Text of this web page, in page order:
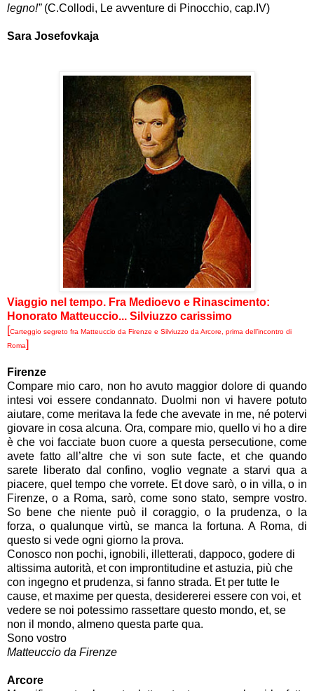
legno!” (C.Collodi, Le avventure di Pinocchio, cap.IV)
Sara Josefovkaja
Viaggio nel tempo. Fra Medioevo e Rinascimento:
Honorato Matteuccio... Silviuzzo carissimo
[Carteggio segreto fra Matteuccio da Firenze e Silviuzzo da Arcore, prima dell’incontro di
Roma]
Firenze
Compare mio caro, non ho avuto maggior dolore di quando
intesi voi essere condannato. Duolmi non vi havere potuto
aiutare, come meritava la fede che avevate in me, né potervi
giovare in cosa alcuna. Ora, compare mio, quello vi ho a dire
è che voi facciate buon cuore a questa persecutione, come
avete fatto all’altre che vi son sute facte, et che quando
sarete liberato dal confino, voglio vegnate a starvi qua a
piacere, quel tempo che vorrete. Et dove sarò, o in villa, o in
Firenze, o a Roma, sarò, come sono stato, sempre vostro.
So bene che niente può il coraggio, o la prudenza, o la
forza, o qualunque virtù, se manca la fortuna. A Roma, di
questo si vede ogni giorno la prova.
Conosco non pochi, ignobili, illetterati, dappoco, godere di
altissima autorità, et con improntitudine et astuzia, più che
con ingegno et prudenza, si fanno strada. Et per tutte le
cause, et maxime per questa, desidererei essere con voi, et
vedere se noi potessimo rassettare questo mondo, et, se
non il mondo, almeno questa parte qua.
Sono vostro
Matteuccio da Firenze
Arcore